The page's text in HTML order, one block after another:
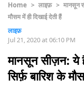
Home > लाइफ़ > मानसून
मौसम में ही दिखाई देती हैं
लाइफ़
Jul 21, 2020 at 06:10 PM
मानसून सीज़न: ये
सिर्फ़ बारिश के